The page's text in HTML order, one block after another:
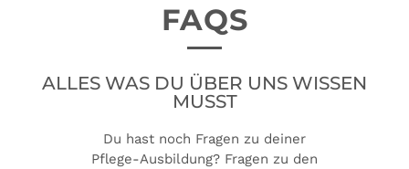
FAQS
ALLES WAS DU ÜBER UNS WISSEN
MUSST
Du hast noch Fragen zu deiner
Pflege-Ausbildung? Fragen zu den